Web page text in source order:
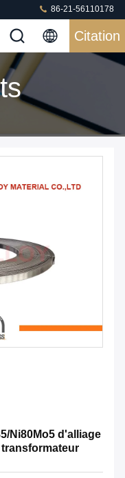
86-21-56110178
Citation
Ni80Mo5 d'alliage